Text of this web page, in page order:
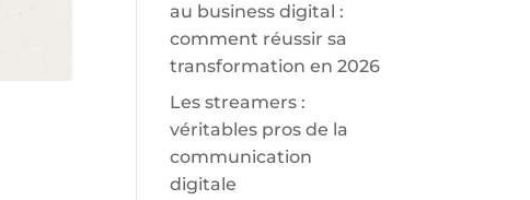
au business digital :
comment réussir sa
transformation en 2026
Les streamers :
véritables pros de la
communication
digitale